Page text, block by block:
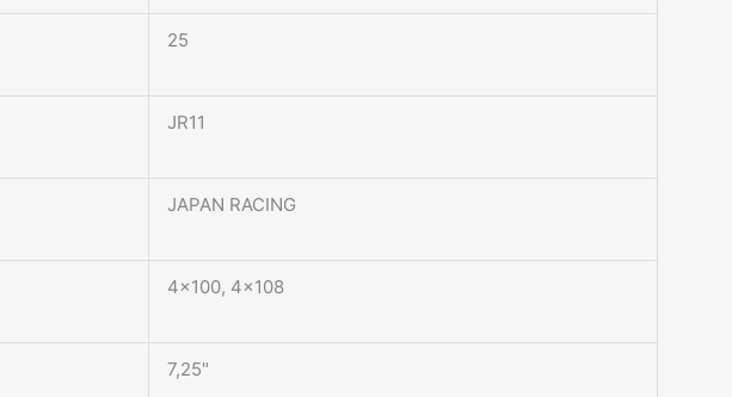
25
JR11
JAPAN RACING
4×100, 4×108
7,25"